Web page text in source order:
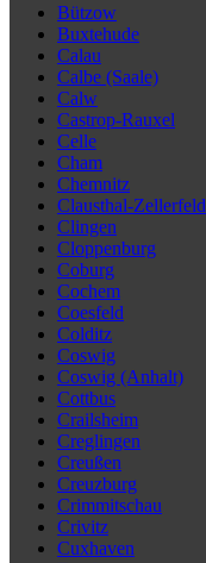
Bützow
Buxtehude
Calau
Calbe (Saale)
Calw
Castrop-Rauxel
Celle
Cham
Chemnitz
Clausthal-Zellerfeld
Clingen
Cloppenburg
Coburg
Cochem
Coesfeld
Colditz
Coswig
Coswig (Anhalt)
Cottbus
Crailsheim
Creglingen
Creußen
Creuzburg
Crimmitschau
Crivitz
Cuxhaven